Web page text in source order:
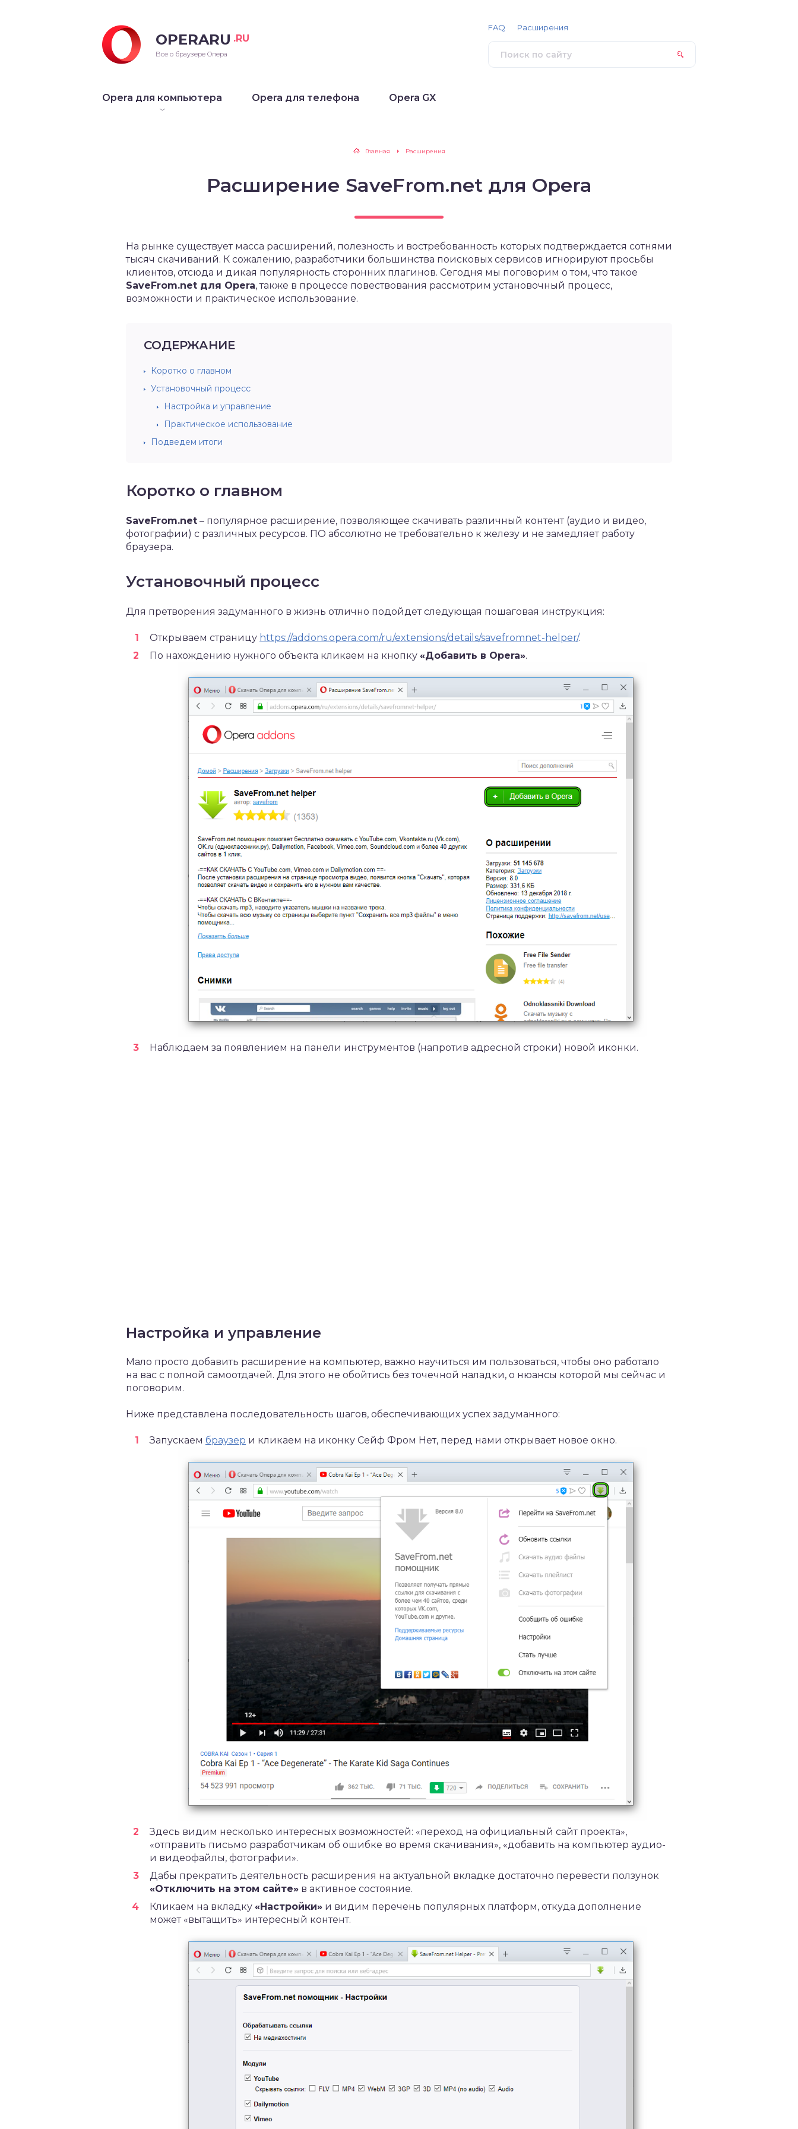
OPERARU .RU
Все о браузере Опера
Opera для компьютера Opera для телефона Opera GX
FAQ Расширения
Главная Расширения
Расширение SaveFrom.net для Opera
На рынке существует масса расширений, полезность и востребованность которых подтверждается сотнями
тысяч скачиваний. К сожалению, разработчики большинства поисковых сервисов игнорируют просьбы
клиентов, отсюда и дикая популярность сторонних плагинов. Сегодня мы поговорим о том, что такое
SaveFrom.net для Opera, также в процессе повествования рассмотрим установочный процесс,
возможности и практическое использование.
СОДЕРЖАНИЕ
Коротко о главном
Установочный процесс
Настройка и управление
Практическое использование
Подведем итоги
Коротко о главном
SaveFrom.net – популярное расширение, позволяющее скачивать различный контент (аудио и видео,
фотографии) с различных ресурсов. ПО абсолютно не требовательно к железу и не замедляет работу
браузера.
Установочный процесс
Для претворения задуманного в жизнь отлично подойдет следующая пошаговая инструкция:
Открываем страницу https://addons.opera.com/ru/extensions/details/savefromnet-helper/.
По нахождению нужного объекта кликаем на кнопку «Добавить в Opera».
Наблюдаем за появлением на панели инструментов (напротив адресной строки) новой иконки.
Настройка и управление
Мало просто добавить расширение на компьютер, важно научиться им пользоваться, чтобы оно работало
на вас с полной самоотдачей. Для этого не обойтись без точечной наладки, о нюансы которой мы сейчас и
поговорим.
Ниже представлена последовательность шагов, обеспечивающих успех задуманного:
Запускаем браузер и кликаем на иконку Сейф Фром Нет, перед нами открывает новое окно.
Здесь видим несколько интересных возможностей: «переход на официальный сайт проекта»,
«отправить письмо разработчикам об ошибке во время скачивания», «добавить на компьютер аудио-
и видеофайлы, фотографии».
Дабы прекратить деятельность расширения на актуальной вкладке достаточно перевести ползунок
«Отключить на этом сайте» в активное состояние.
Кликаем на вкладку «Настройки» и видим перечень популярных платформ, откуда дополнение
может «вытащить» интересный контент.